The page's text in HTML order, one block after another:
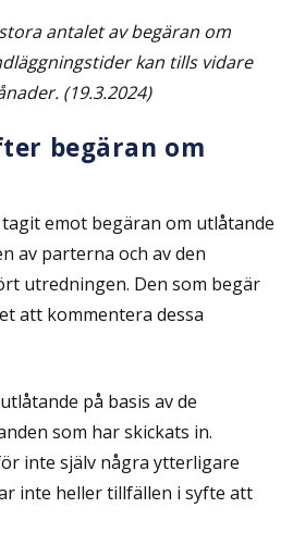
antalet av begäran om
kan tills vidare
(19.3.2024)
begäran om
emot begäran om utlåtande
av parterna och av den
utredningen. Den som begär
att kommentera dessa
på basis av de
som har skickats in.
inte själv några ytterligare
inte heller tillfällen i syfte att